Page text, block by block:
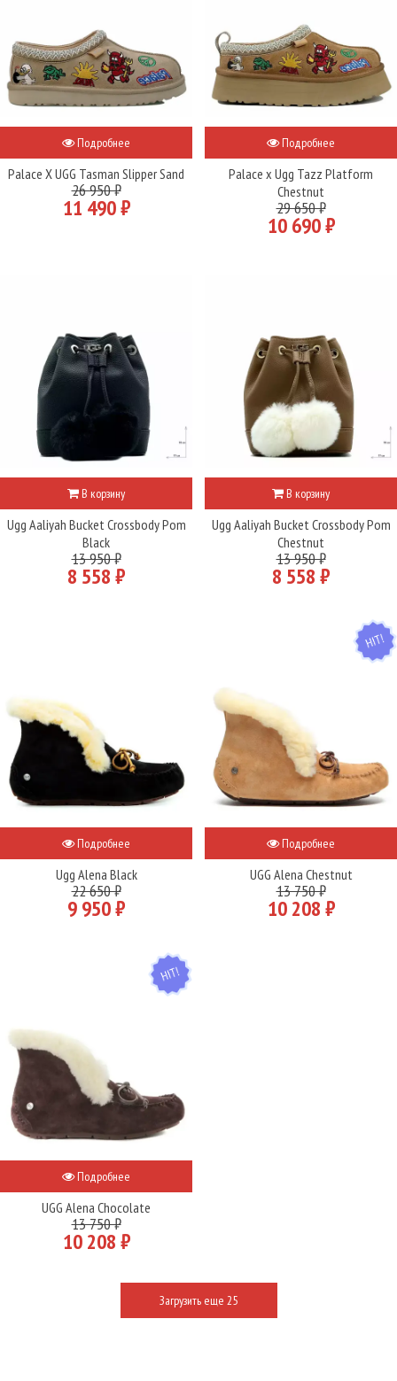
Подробнее
Palace X UGG Tasman Slipper Sand
26 950 ₽
11 490 ₽
Подробнее
Palace x Ugg Tazz Platform
Chestnut
29 650 ₽
10 690 ₽
В корзину
Ugg Aaliyah Bucket Crossbody Pom
Black
13 950 ₽
8 558 ₽
В корзину
Ugg Aaliyah Bucket Crossbody Pom
Chestnut
13 950 ₽
8 558 ₽
Подробнее
Ugg Alena Black
22 650 ₽
9 950 ₽
HIT
Подробнее
UGG Alena Chestnut
13 750 ₽
10 208 ₽
HIT
Подробнее
UGG Alena Chocolate
13 750 ₽
10 208 ₽
Загрузить еще 25